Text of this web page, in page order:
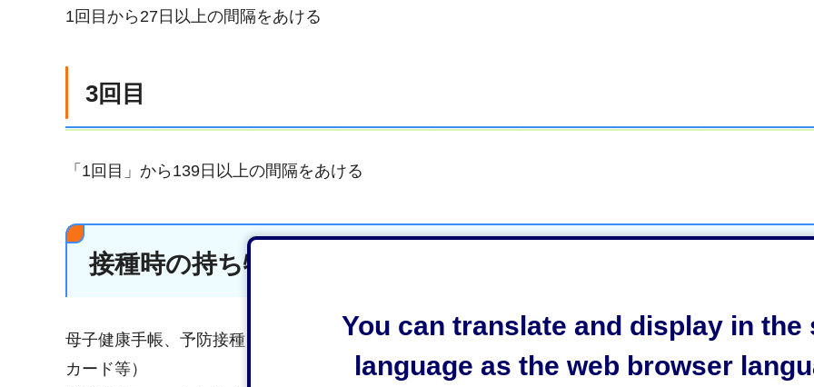
You can translate and display in the
language as the web browser
1回目から27日以上の間隔をあける
3回目
「1回目」から139日以上の間隔をあける
接種時の持ち物
母子健康手帳、予防接種シール（11歳の誕生日の翌月頃送付します）、被接種者の身分証明書（マイ
カード等）